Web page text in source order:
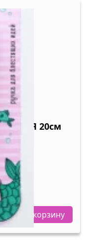
20см
В корзину